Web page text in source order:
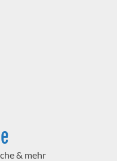
& mehr